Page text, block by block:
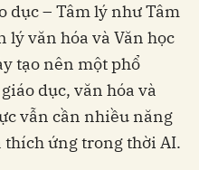
dục – Tâm lý như Tâm
lý văn hóa và Văn học
tạo nên một phổ
dục, văn hóa và
vẫn cần nhiều năng
ứng trong thời AI.